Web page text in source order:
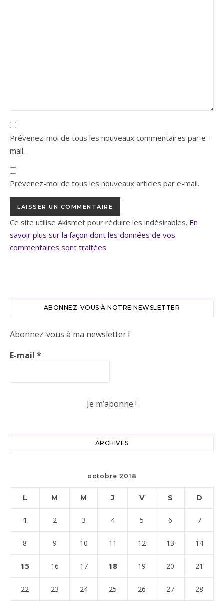
Prévenez-moi de tous les nouveaux commentaires par e-
mail.
Prévenez-moi de tous les nouveaux articles par e-mail.
Ce site utilise Akismet pour réduire les indésirables. En
savoir plus sur la façon dont les données de vos
commentaires sont traitées.
ABONNEZ-VOUS À NOTRE NEWSLETTER
Abonnez-vous à ma newsletter !
E-mail *
ARCHIVES
octobre 2018
L M M J V S D
1 2 3 4 5 6 7
8 9 10 11 12 13 14
15 16 17 18 19 20 21
22 23 24 25 26 27 28